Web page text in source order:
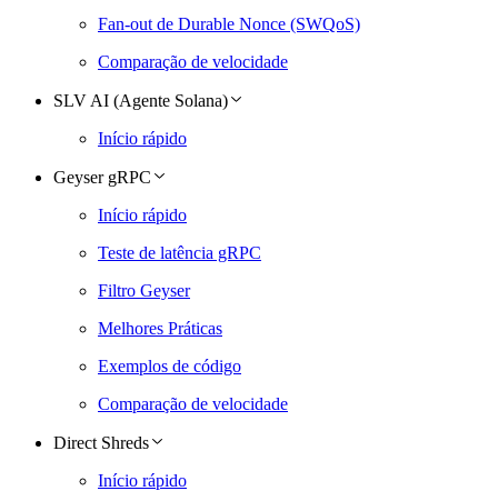
Fan-out de Durable Nonce (SWQoS)
Comparação de velocidade
SLV AI (Agente Solana)
Início rápido
Geyser gRPC
Início rápido
Teste de latência gRPC
Filtro Geyser
Melhores Práticas
Exemplos de código
Comparação de velocidade
Direct Shreds
Início rápido